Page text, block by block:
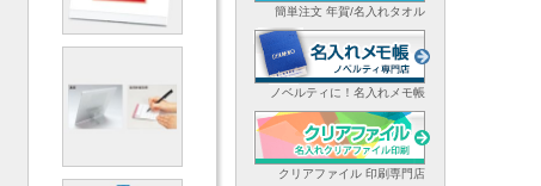
簡単注文 年賀/名入れタオル
ノベルティに！名入れメモ帳
クリアファイル 印刷専門店